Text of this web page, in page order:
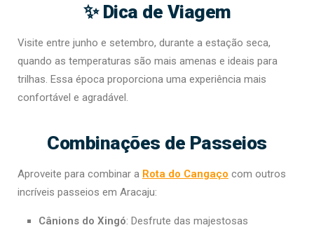
✨ Dica de Viagem
Visite entre junho e setembro, durante a estação seca,
quando as temperaturas são mais amenas e ideais para
trilhas. Essa época proporciona uma experiência mais
confortável e agradável.
Combinações de Passeios
Aproveite para combinar a Rota do Cangaço com outros
incríveis passeios em Aracaju:
Cânions do Xingó: Desfrute das majestosas